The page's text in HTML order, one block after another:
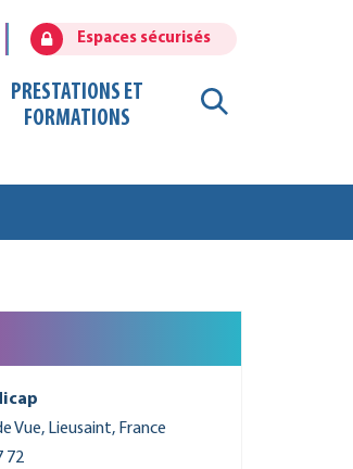
Espaces sécurisés
PRESTATIONS ET
FORMATIONS
Vue, Lieusaint, France
72